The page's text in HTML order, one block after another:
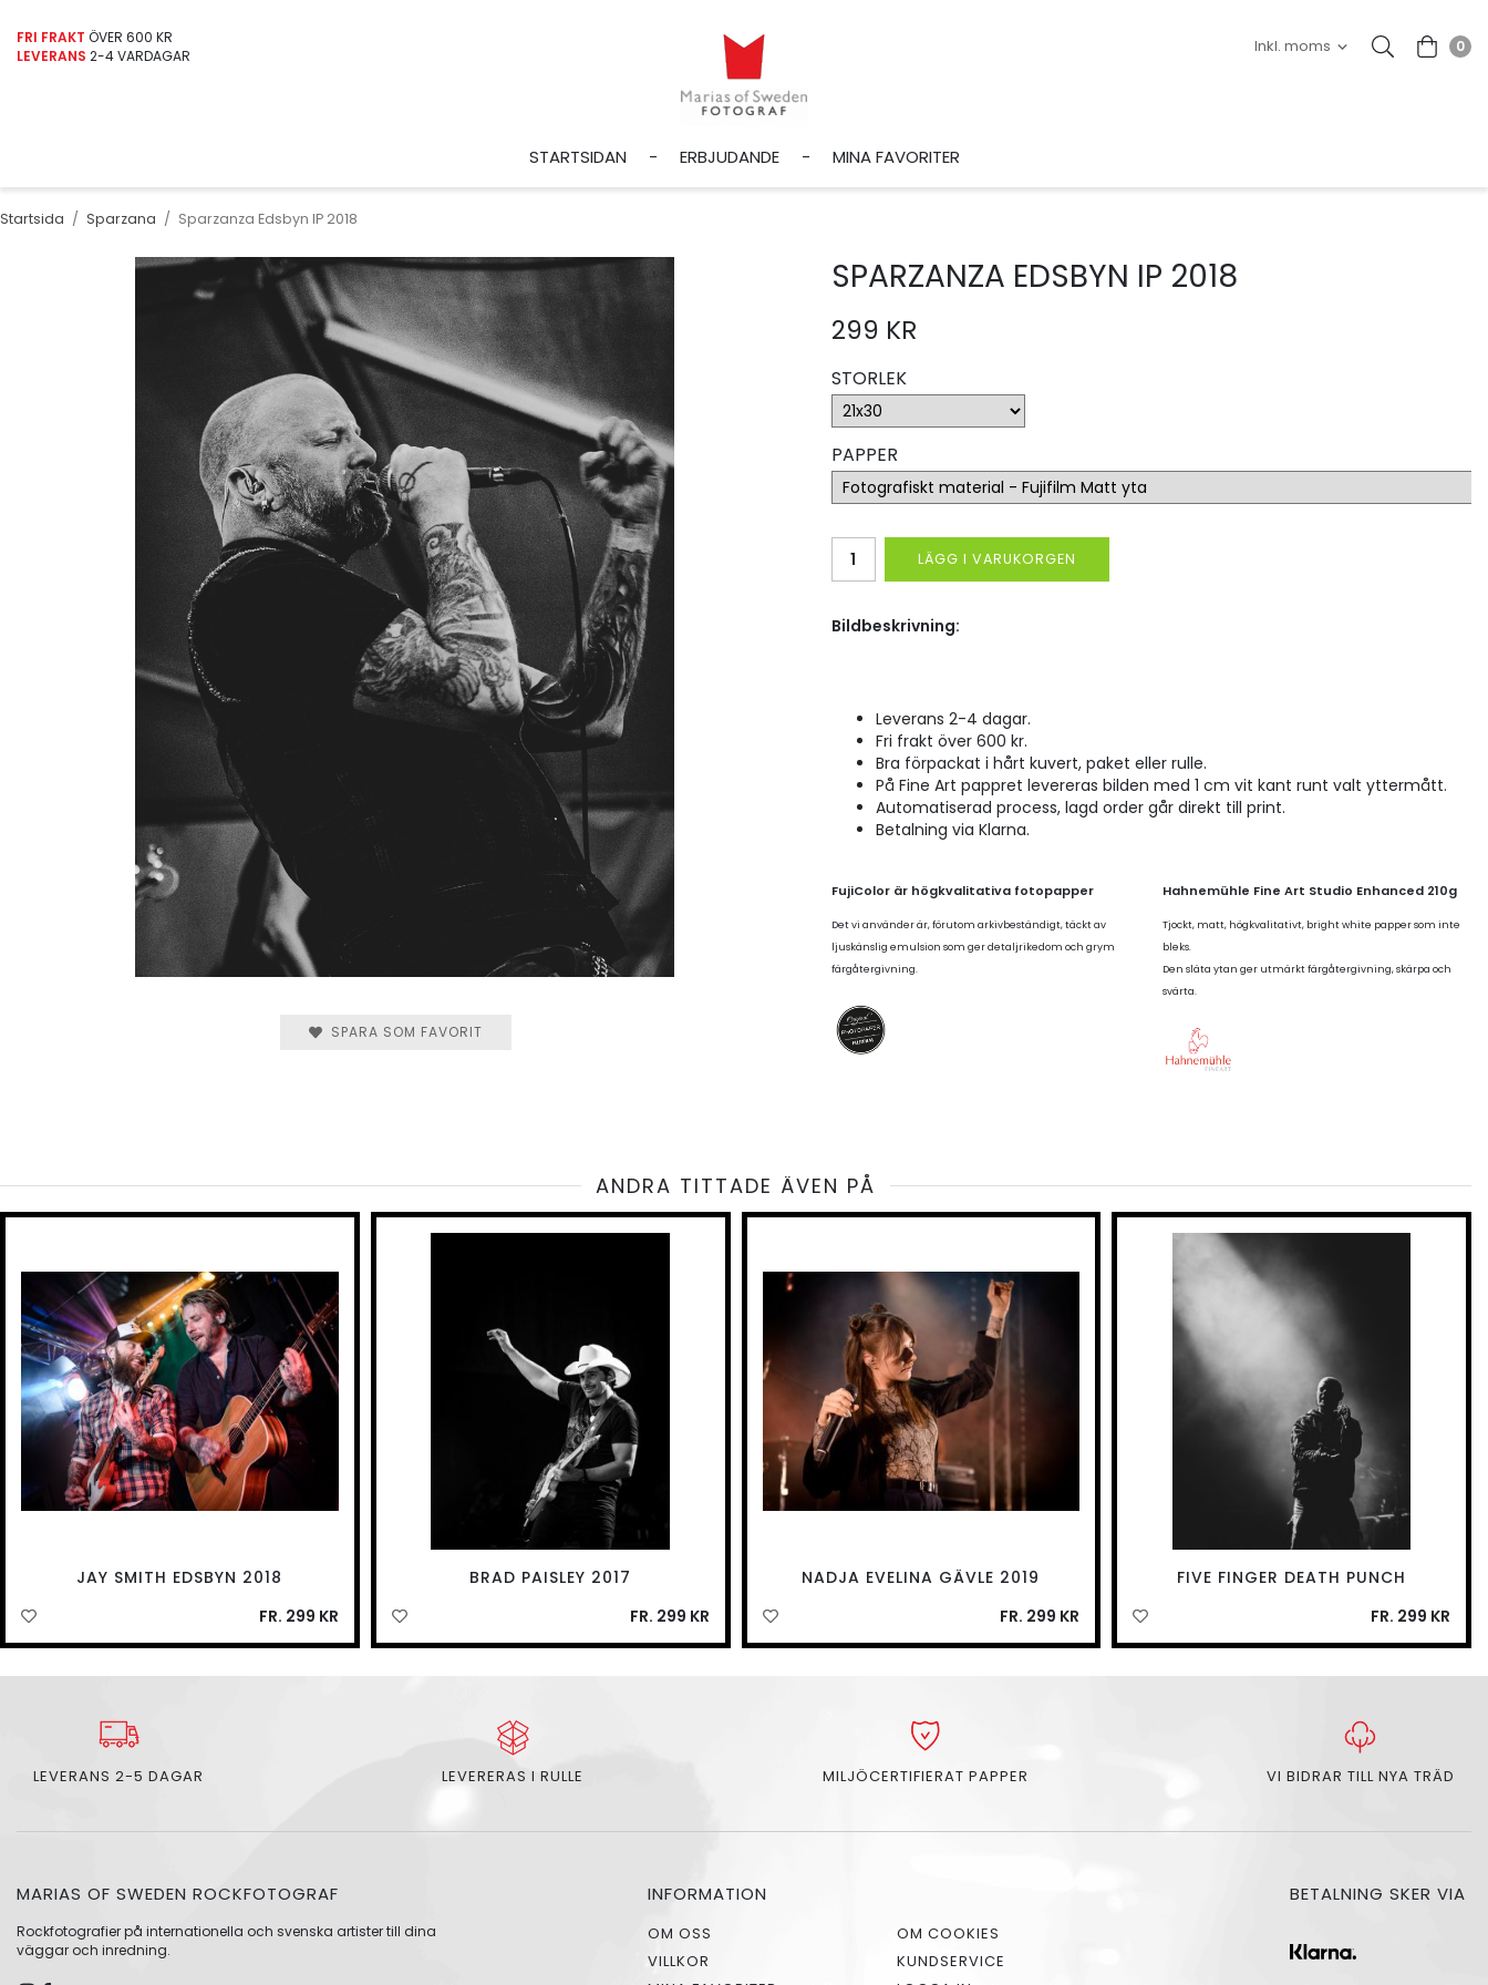
FRI FRAKT ÖVER 600 KR
LEVERANS 2-4 VARDAGAR
0
STARTSIDAN ERBJUDANDE MINA FAVORITER
Startsida / Sparzana / Sparzanza Edsbyn IP 2018
SPARZANZA EDSBYN IP 2018
299 KR
STORLEK
PAPPER
LÄGG I VARUKORGEN
Bildbeskrivning:
Leverans 2-4 dagar.
Fri frakt över 600 kr.
Bra förpackat i hårt kuvert, paket eller rulle.
På Fine Art pappret levereras bilden med 1 cm vit kant runt valt yttermått.
Automatiserad process, lagd order går direkt till print.
Betalning via Klarna.
FujiColor är högkvalitativa fotopapper
Det vi använder är, förutom arkivbeständigt, täckt av
ljuskänslig emulsion som ger detaljrikedom och grym
färgåtergivning.
Hahnemühle Fine Art Studio Enhanced 210g
Tjockt, matt, högkvalitativt, bright white papper som inte
bleks.
Den släta ytan ger utmärkt färgåtergivning, skärpa och
svärta.
SPARA SOM FAVORIT
ANDRA TITTADE ÄVEN PÅ
JAY SMITH EDSBYN 2018
FR. 299 KR
BRAD PAISLEY 2017
FR. 299 KR
NADJA EVELINA GÄVLE 2019
FR. 299 KR
FIVE FINGER DEATH PUNCH
FR. 299 KR
LEVERANS 2-5 DAGAR LEVERERAS I RULLE MILJÖCERTIFIERAT PAPPER VI BIDRAR TILL NYA TRÄD
MARIAS OF SWEDEN ROCKFOTOGRAF
Rockfotografier på internationella och svenska artister till dina
väggar och inredning.
INFORMATION
OM OSS
OM COOKIES
VILLKOR
KUNDSERVICE
BETALNING SKER VIA